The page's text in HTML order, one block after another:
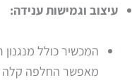
עיצוב וגמישות ענידה:
המכשיר כולל מנגנון
מאפשר החלפה קלה